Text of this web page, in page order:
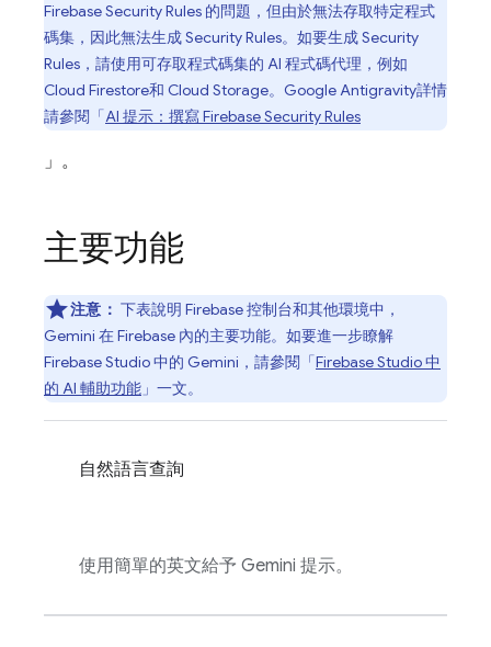
Firebase Security Rules 的問題，但由於無法存取特定程式
碼集，因此無法生成Security Rules。如要生成Security
Rules ，請使用可存取程式碼集的 AI 程式碼代理，例如
Cloud Firestore和 Cloud Storage。 Google Antigravity詳情
請參閱「AI 提示：撰寫Firebase Security Rules
」。
主要功能
注意： 下表說明 Firebase控制台和其他環境中，
Gemini 在Firebase 內的主要功能。如要進一步瞭解
Firebase Studio中的 Gemini ，請參閱「Firebase Studio中
的 AI 輔助功能 」一文。
自然語言查詢
使用簡單的英文給予 Gemini 提示。